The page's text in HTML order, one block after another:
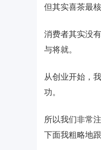
但其实喜茶最
消费者其实没
与将就。
从创业开始，
功。
所以我们非常
下面我粗略地